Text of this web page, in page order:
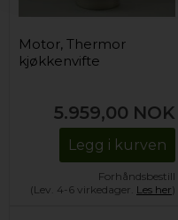
Motor, Thermor
kjøkkenvifte
5.959,00 NOK
Legg i kurven
Forhåndsbestill
(Lev. 4-6 virkedager. Les her)